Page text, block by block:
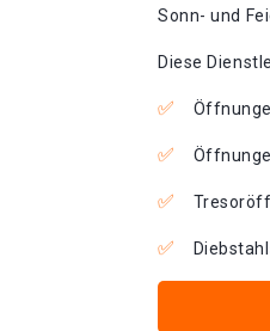
Sonn- und
Diese